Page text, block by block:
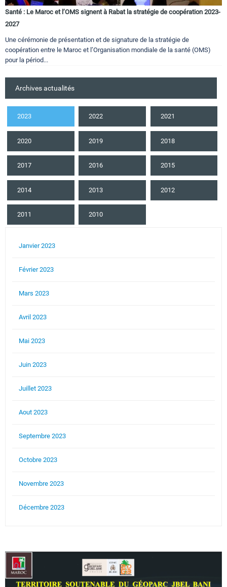
Santé : Le Maroc et l’OMS signent à Rabat la stratégie de coopération 2023-
2027
Une cérémonie de présentation et de signature de la stratégie de
coopération entre le Maroc et l’Organisation mondiale de la santé (OMS)
pour la périod...
Archives actualités
2023 2022 2021
2020 2019 2018
2017 2016 2015
2014 2013 2012
2011 2010
Janvier 2023
Février 2023
Mars 2023
Avril 2023
Mai 2023
Juin 2023
Juillet 2023
Aout 2023
Septembre 2023
Octobre 2023
Novembre 2023
Décembre 2023